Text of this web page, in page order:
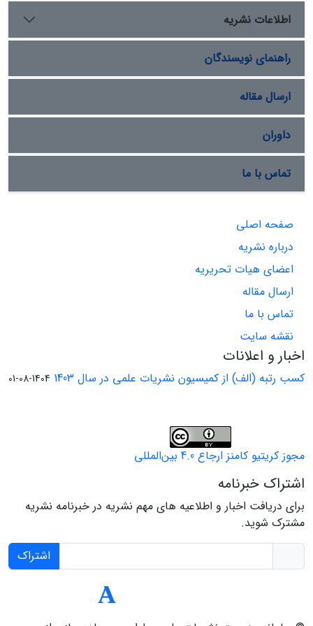
اطلاعات نشریه
راهنمای نویسندگان
ارسال مقاله
داوران
تماس با ما
صفحه اصلی
درباره نشریه
اعضای هیات تحریریه
ارسال مقاله
تماس با ما
نقشه سایت
اخبار و اعلانات
کسب رتبه (الف) از کمیسیون نشریات علمی در سال 1403 1404-08-01
مجوز کریتیو کامنز ارجاع 4.0 بین‌المللی
اشتراک خبرنامه
برای دریافت اخبار و اطلاعیه های مهم نشریه در خبرنامه نشریه
مشترک شوید.
اشتراک